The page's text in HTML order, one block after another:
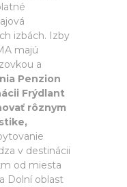
izbách. Izby
majú
a
Penzion
Frýdlant
rôznym
v destinácii
od miesta
Dolní oblast